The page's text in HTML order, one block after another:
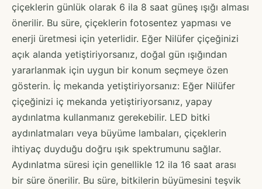
çiçeklerin günlük olarak 6 ila 8 saat güneş ışığı alması
önerilir. Bu süre, çiçeklerin fotosentez yapması ve
enerji üretmesi için yeterlidir. Eğer Nilüfer çiçeğinizi
açık alanda yetiştiriyorsanız, doğal gün ışığından
yararlanmak için uygun bir konum seçmeye özen
gösterin. İç mekanda yetiştiriyorsanız: Eğer Nilüfer
çiçeğinizi iç mekanda yetiştiriyorsanız, yapay
aydınlatma kullanmanız gerekebilir. LED bitki
aydınlatmaları veya büyüme lambaları, çiçeklerin
ihtiyaç duyduğu doğru ışık spektrumunu sağlar.
Aydınlatma süresi için genellikle 12 ila 16 saat arası
bir süre önerilir. Bu süre, bitkilerin büyümesini teşvik